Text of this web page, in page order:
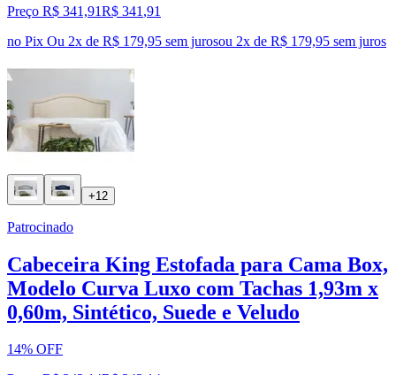
Preço R$ 341,91R$ 341 ,91
no Pix Ou 2x de R$ 179,95 sem jurosou 2x de R$ 179,95 sem juros
+12
Patrocinado
Cabeceira King Estofada para Cama Box,
Modelo Curva Luxo com Tachas 1,93m x
0,60m, Sintético, Suede e Veludo
14% OFF